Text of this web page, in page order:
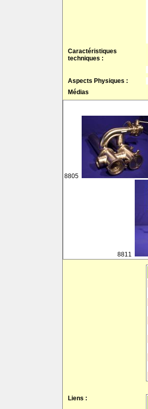
Caractéristiques
techniques :
Aspects Physiques :
Médias
8805
8811
Liens :